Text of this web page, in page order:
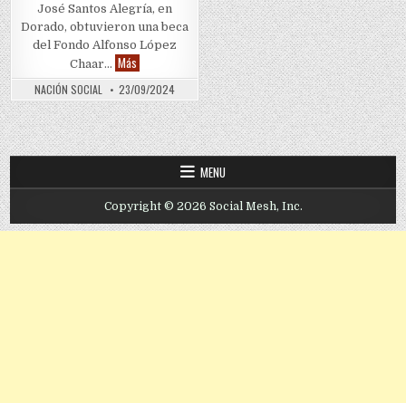
José Santos Alegría, en
Dorado, obtuvieron una beca
del Fondo Alfonso López
Chaar… MásEstudiantes de Dorado reciben becas para estudios
NACIÓN SOCIAL 23/09/2024
MENU
Copyright © 2026 Social Mesh, Inc.